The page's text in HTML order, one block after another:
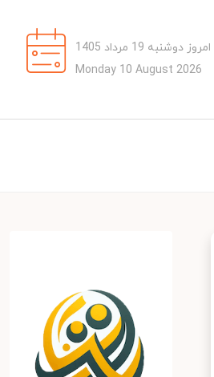
امروز دوشنبه 19 مرداد 1405
Monday 10 August 2026